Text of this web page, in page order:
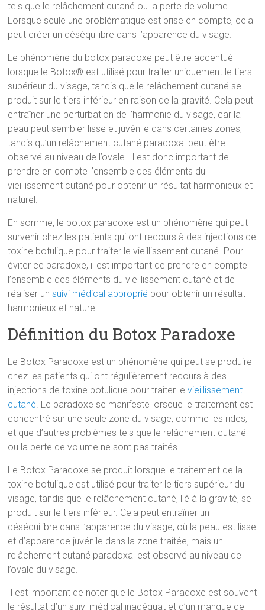
tels que le relâchement cutané ou la perte de volume.
Lorsque seule une problématique est prise en compte, cela
peut créer un déséquilibre dans l’apparence du visage.
Le phénomène du botox paradoxe peut être accentué
lorsque le Botox® est utilisé pour traiter uniquement le tiers
supérieur du visage, tandis que le relâchement cutané se
produit sur le tiers inférieur en raison de la gravité. Cela peut
entraîner une perturbation de l’harmonie du visage, car la
peau peut sembler lisse et juvénile dans certaines zones,
tandis qu’un relâchement cutané paradoxal peut être
observé au niveau de l’ovale. Il est donc important de
prendre en compte l’ensemble des éléments du
vieillissement cutané pour obtenir un résultat harmonieux et
naturel.
En somme, le botox paradoxe est un phénomène qui peut
survenir chez les patients qui ont recours à des injections de
toxine botulique pour traiter le vieillissement cutané. Pour
éviter ce paradoxe, il est important de prendre en compte
l’ensemble des éléments du vieillissement cutané et de
réaliser unsuivi médical approprié pour obtenir un résultat
harmonieux et naturel.
Définition du Botox Paradoxe
Le Botox Paradoxe est un phénomène qui peut se produire
chez les patients qui ont régulièrement recours à des
injections de toxine botulique pour traiter levieillissement
cutané. Le paradoxe se manifeste lorsque le traitement est
concentré sur une seule zone du visage, comme les rides,
et que d’autres problèmes tels que le relâchement cutané
ou la perte de volume ne sont pas traités.
Le Botox Paradoxe se produit lorsque le traitement de la
toxine botulique est utilisé pour traiter le tiers supérieur du
visage, tandis que le relâchement cutané, lié à la gravité, se
produit sur le tiers inférieur. Cela peut entraîner un
déséquilibre dans l’apparence du visage, où la peau est lisse
et d’apparence juvénile dans la zone traitée, mais un
relâchement cutané paradoxal est observé au niveau de
l’ovale du visage.
Il est important de noter que le Botox Paradoxe est souvent
le résultat d’un suivi médical inadéquat et d’un manque de